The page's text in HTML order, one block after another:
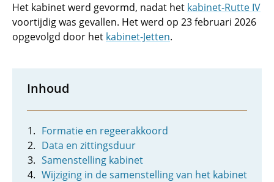
Het kabinet werd gevormd, nadat het kabinet-Rutte IV
voortijdig was gevallen. Het werd op 23 februari 2026
opgevolgd door het kabinet-Jetten.
Inhoud
Formatie en regeerakkoord
Data en zittingsduur
Samenstelling kabinet
Wijziging in de samenstelling van het kabinet